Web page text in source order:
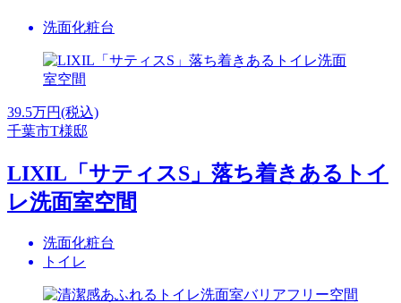
洗面化粧台
39.5万円(税込)
千葉市T様邸
LIXIL「サティスS」落ち着きあるトイ
レ洗面室空間
洗面化粧台
トイレ